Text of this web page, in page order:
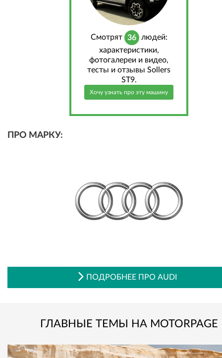
Cмотрят 36 людей:
характеристики,
фотогалереи и видео,
тесты и отзывы Sollers
ST9.
Хочу узнать про эту машину
ПРО МАРКУ:
ПОДРОБНЕЕ ПРО AUDI
ГЛАВНЫЕ ТЕМЫ НА MOTORPAGE